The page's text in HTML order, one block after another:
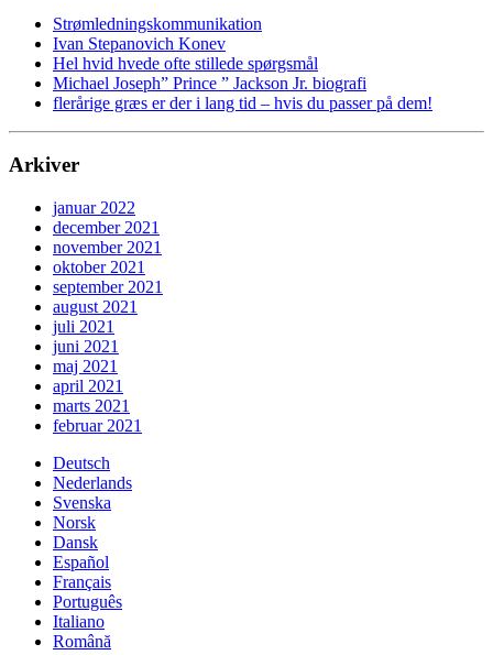
Strømledningskommunikation
Ivan Stepanovich Konev
Hel hvid hvede ofte stillede spørgsmål
Michael Joseph” Prince ” Jackson Jr. biografi
flerårige græs er der i lang tid – hvis du passer på dem!
Arkiver
januar 2022
december 2021
november 2021
oktober 2021
september 2021
august 2021
juli 2021
juni 2021
maj 2021
april 2021
marts 2021
februar 2021
Deutsch
Nederlands
Svenska
Norsk
Dansk
Español
Français
Português
Italiano
Română